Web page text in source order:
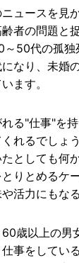
ュースを見
者の問題と
50代の孤独
なり、未婚
ます。
る"仕事"を
れるでしょ
としても何
りとめるケ
活力にもなる
歳以上の男
事をしてい